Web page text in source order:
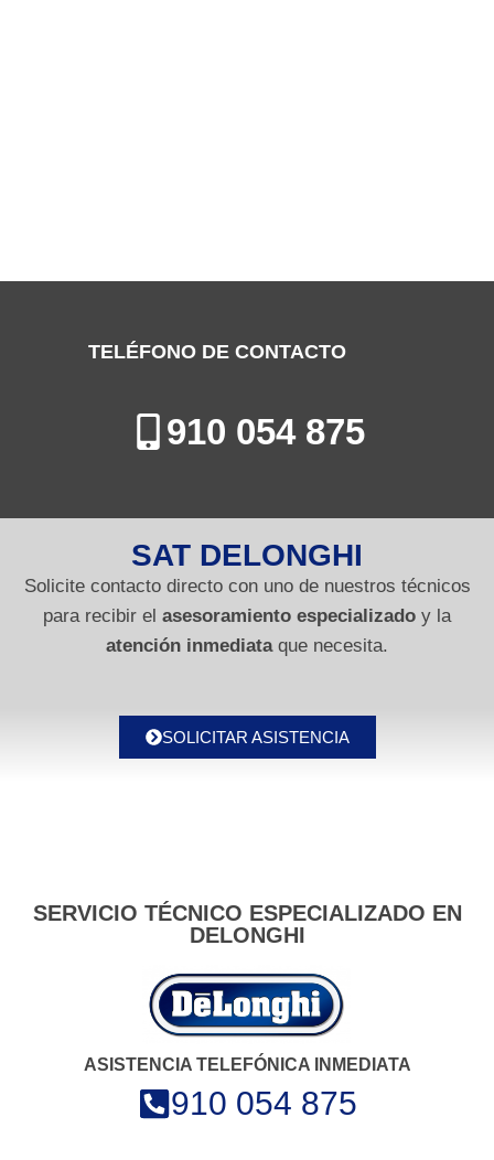
TELÉFONO DE CONTACTO
910 054 875
SAT DELONGHI
Solicite contacto directo con uno de nuestros técnicos
para recibir el asesoramiento especializado y la
atención inmediataque necesita.
SOLICITAR ASISTENCIA
SERVICIO TÉCNICO ESPECIALIZADO EN
DELONGHI
ASISTENCIA TELEFÓNICA INMEDIATA
910 054 875